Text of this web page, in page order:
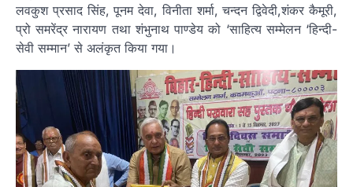
लवकुश प्रसाद सिंह, पूनम देवा, विनीता शर्मा, चन्दन द्विवेदी,शंकर कैमूरी,
प्रो समरेंद्र नारायण तथा शंभुनाथ पाण्डेय को ‘साहित्य सम्मेलन ‘हिन्दी-
सेवी सम्मान’ से अलंकृत किया गया।